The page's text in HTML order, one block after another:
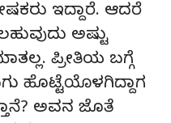
ಇದ್ದಾರೆ. ಆದರೆ
ಅಷ್ಟು
ಪ್ರೀತಿಯ ಬಗ್ಗೆ
ಹೊಟ್ಟೆಯೊಳಗಿದ್ದಾಗ
ಅವನ ಜೊತೆ